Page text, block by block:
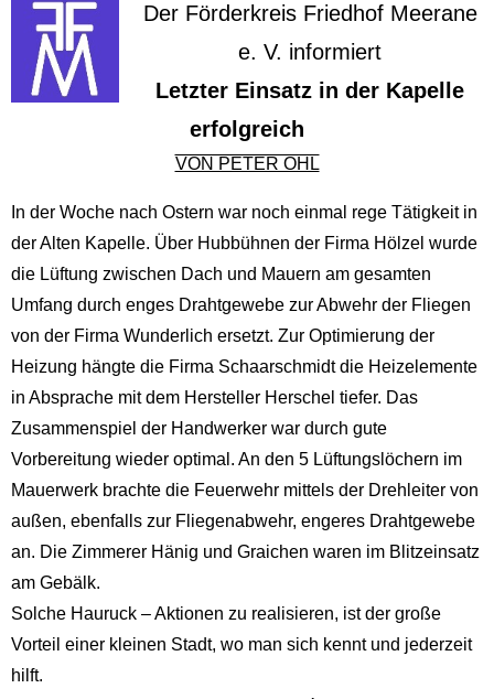
Der Förderkreis Friedhof Meerane
e. V. informiert
Letzter Einsatz in der Kapelle
erfolgreich
VON PETER OHL
In der Woche nach Ostern war noch einmal rege Tätigkeit in
der Alten Kapelle. Über Hubbühnen der Firma Hölzel wurde
die Lüftung zwischen Dach und Mauern am gesamten
Umfang durch enges Drahtgewebe zur Abwehr der Fliegen
von der Firma Wunderlich ersetzt. Zur Optimierung der
Heizung hängte die Firma Schaarschmidt die Heizelemente
in Absprache mit dem Hersteller Herschel tiefer. Das
Zusammenspiel der Handwerker war durch gute
Vorbereitung wieder optimal. An den 5 Lüftungslöchern im
Mauerwerk brachte die Feuerwehr mittels der Drehleiter von
außen, ebenfalls zur Fliegenabwehr, engeres Drahtgewebe
an. Die Zimmerer Hänig und Graichen waren im Blitzeinsatz
am Gebälk.
Solche Hauruck – Aktionen zu realisieren, ist der große
Vorteil einer kleinen Stadt, wo man sich kennt und jederzeit
hilft.